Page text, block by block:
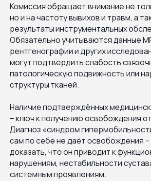
Комиссия обращает внимание не
но и на частоту вывихов и травм, а
результаты инструментальных
Обязательно учитываются данные
рентгенографии и других
могут подтвердить слабость
патологическую подвижность или
структуры тканей.
Наличие подтверждённых
– ключ к получению освобождения
Диагноз «синдром
сам по себе не даёт освобождения
доказать, что он приводит к
нарушениям, нестабильности
системным проявлениям.